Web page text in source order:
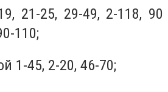
21-25, 29-49, 2-118, 90
110;
1-45, 2-20, 46-70;